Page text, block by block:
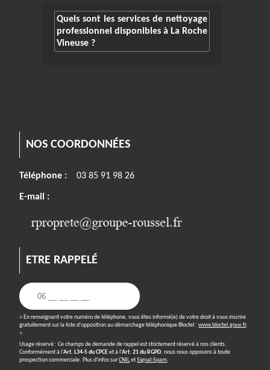
Quels sont les services de nettoyage
professionnel disponibles à La Roche
Vineuse ?
NOS COORDONNÉES
Téléphone : 03 85 91 98 26
E-mail :
ETRE RAPPELÉ
« En renseignant votre numéro de téléphone, vous êtes informé(e) de votre droit à vous inscrire
gratuitement sur la liste d'opposition au démarchage téléphonique Bloctel :www.bloctel.gouv.fr.
»
Usage réservé : Ce champs de demande de rappel est strictement réservé à nos clients.
Conformément à l'Art. L34-5 du CPCEet à l'Art. 21 du RGPD, nous nous opposons à toute
prospection commerciale. Plus d'infos surCNILetSignal-Spam.